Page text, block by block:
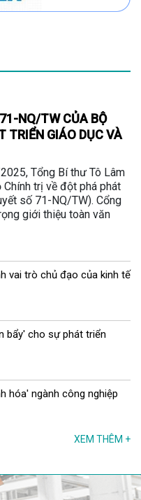
NQ/TW CỦA BỘ
TRIỂN GIÁO DỤC VÀ
Tổng Bí thư Tô Lâm
trị về đột phá phát
số 71-NQ/TW). Cổng
giới thiệu toàn văn
vai trò chủ đạo của kinh tế
bẩy' cho sự phát triển
hóa' ngành công nghiệp
XEM THÊM +